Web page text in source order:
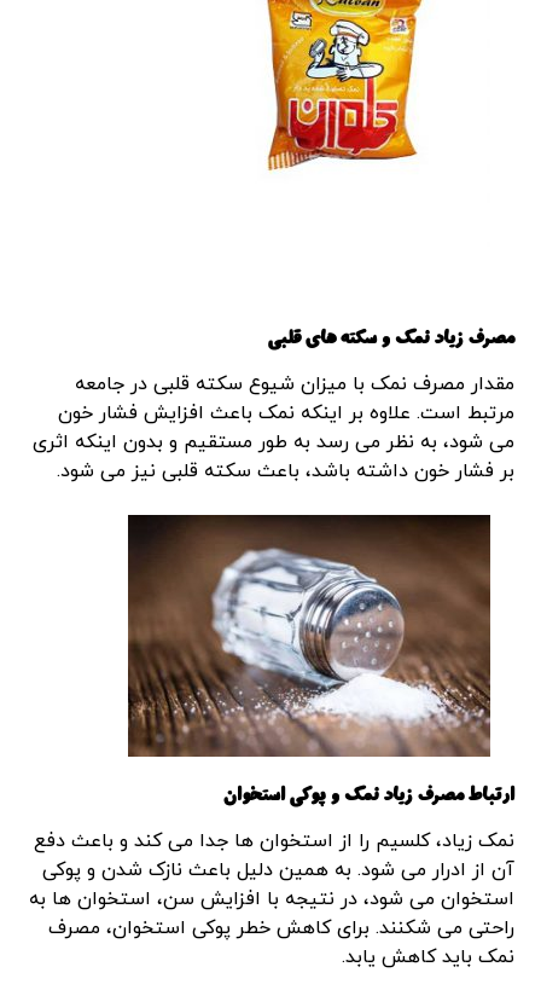
مصرف زیاد نمک و سکته های قلبی
مقدار مصرف نمک با میزان شیوع سکته قلبی در جامعه
مرتبط است. علاوه بر اینکه نمک باعث افزایش فشار خون
می شود، به نظر می رسد به طور مستقیم و بدون اینکه اثری
بر فشار خون داشته باشد، باعث سکته قلبی نیز می شود.
ارتباط مصرف زیاد نمک و پوکی استخوان
نمک زیاد، کلسیم را از استخوان ها جدا می کند و باعث دفع
آن از ادرار می شود. به همین دلیل باعث نازک شدن و پوکی
استخوان می شود، در نتیجه با افزایش سن، استخوان ها به
راحتی می شکنند. برای کاهش خطر پوکی استخوان، مصرف
نمک باید کاهش یابد.